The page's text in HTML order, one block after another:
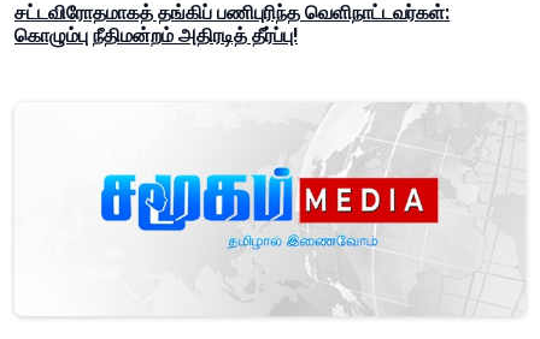
சட்டவிரோதமாகத் தங்கிப் பணிபுரிந்த வெளிநாட்டவர்கள்:
கொழும்பு நீதிமன்றம் அதிரடித் தீர்ப்பு!